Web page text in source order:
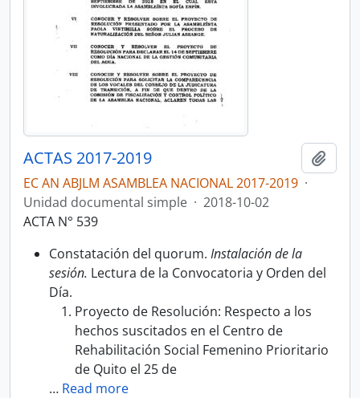
ACTAS 2017-2019
EC AN ABJLM ASAMBLEA NACIONAL 2017-2019 ·
Unidad documental simple · 2018-10-02
ACTA N° 539
Constatación del quorum. Instalación de la
sesión. Lectura de la Convocatoria y Orden del
Día.
Proyecto de Resolución: Respecto a los
hechos suscitados en el Centro de
Rehabilitación Social Femenino Prioritario
de Quito el 25 de
… Read more